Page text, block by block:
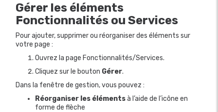
Gérer les éléments
Fonctionnalités ou Services
Pour ajouter, supprimer ou réorganiser des éléments sur
votre page :
Ouvrez la page Fonctionnalités/Services.
Cliquez sur le bouton Gérer.
Dans la fenêtre de gestion, vous pouvez :
Réorganiser les élémentsà l’aide de l’icône en
forme de flèche